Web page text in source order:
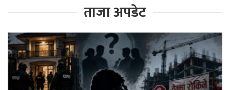
ताजा अपडेट